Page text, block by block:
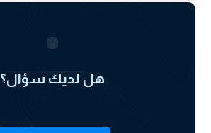
هل لديك سؤال؟